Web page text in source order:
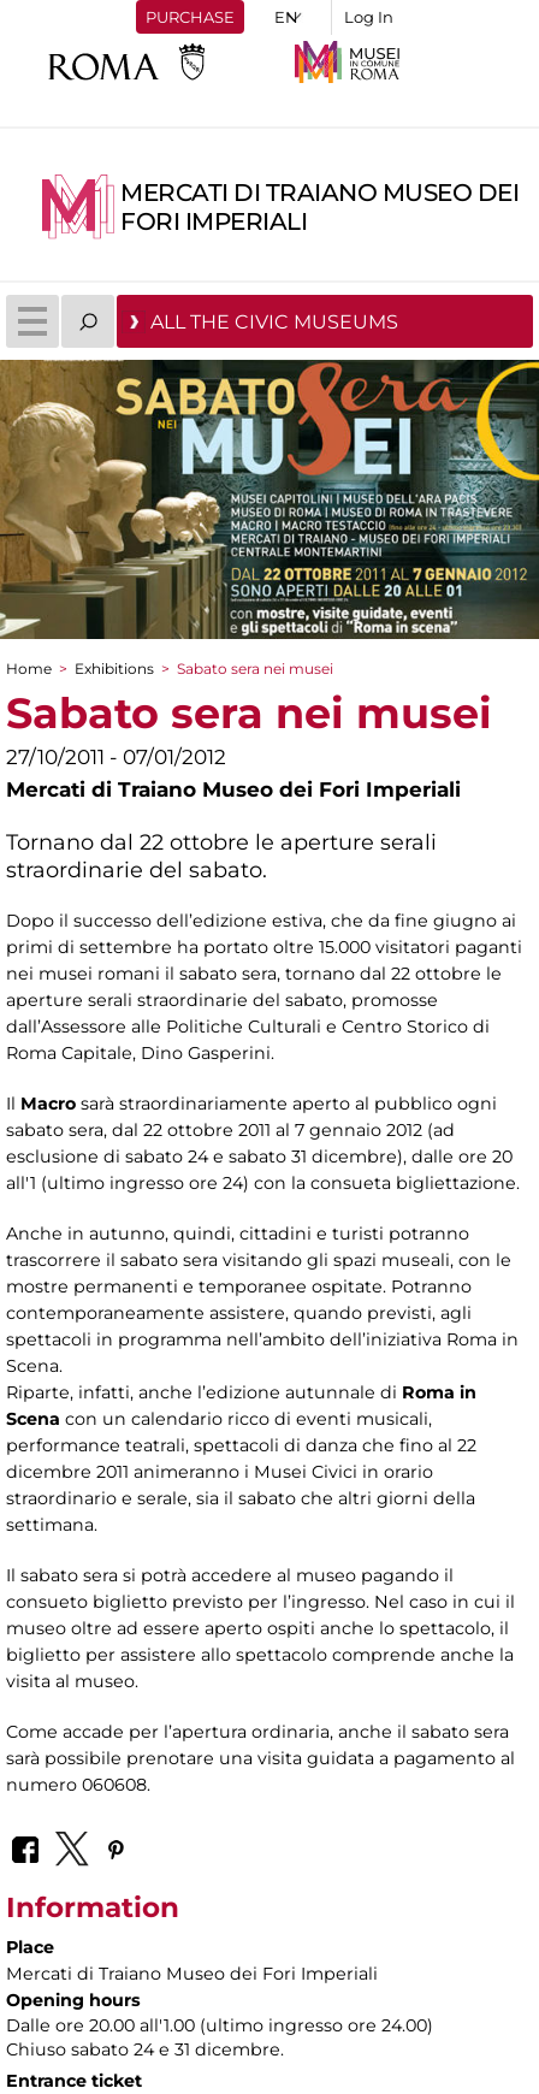
PURCHASE Log In
MERCATI DI TRAIANO MUSEO DEI
FORI IMPERIALI
ALL THE CIVIC MUSEUMS
You are here
Home > Exhibitions > Sabato sera nei musei
Sabato sera nei musei
27/10/2011 - 07/01/2012
Mercati di Traiano Museo dei Fori Imperiali
Tornano dal 22 ottobre le aperture serali
straordinarie del sabato.
Dopo il successo dell’edizione estiva, che da fine giugno ai
primi di settembre ha portato oltre 15.000 visitatori paganti
nei musei romani il sabato sera, tornano dal 22 ottobre le
aperture serali straordinarie del sabato, promosse
dall’Assessore alle Politiche Culturali e Centro Storico di
Roma Capitale, Dino Gasperini.
Il Macro sarà straordinariamente aperto al pubblico ogni
sabato sera, dal 22 ottobre 2011 al 7 gennaio 2012 (ad
esclusione di sabato 24 e sabato 31 dicembre), dalle ore 20
all'1 (ultimo ingresso ore 24) con la consueta bigliettazione.
Anche in autunno, quindi, cittadini e turisti potranno
trascorrere il sabato sera visitando gli spazi museali, con le
mostre permanenti e temporanee ospitate. Potranno
contemporaneamente assistere, quando previsti, agli
spettacoli in programma nell’ambito dell’iniziativa Roma in
Scena.
Riparte, infatti, anche l’edizione autunnale di Roma in
Scena con un calendario ricco di eventi musicali,
performance teatrali, spettacoli di danza che fino al 22
dicembre 2011 animeranno i Musei Civici in orario
straordinario e serale, sia il sabato che altri giorni della
settimana.
Il sabato sera si potrà accedere al museo pagando il
consueto biglietto previsto per l’ingresso. Nel caso in cui il
museo oltre ad essere aperto ospiti anche lo spettacolo, il
biglietto per assistere allo spettacolo comprende anche la
visita al museo.
Come accade per l’apertura ordinaria, anche il sabato sera
sarà possibile prenotare una visita guidata a pagamento al
numero 060608.
Information
Place
Mercati di Traiano Museo dei Fori Imperiali
Opening hours
Dalle ore 20.00 all'1.00 (ultimo ingresso ore 24.00)
Chiuso sabato 24 e 31 dicembre.
Entrance ticket